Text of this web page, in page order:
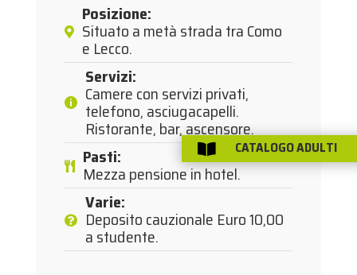
Posizione:
Situato a metà strada tra Como
e Lecco.
Servizi:
Camere con servizi privati,
telefono, asciugacapelli.
Ristorante, bar, ascensore.
Pasti:
Mezza pensione in hotel.
Varie:
Deposito cauzionale Euro 10,00
a studente.
 CATALOGO ADULTI